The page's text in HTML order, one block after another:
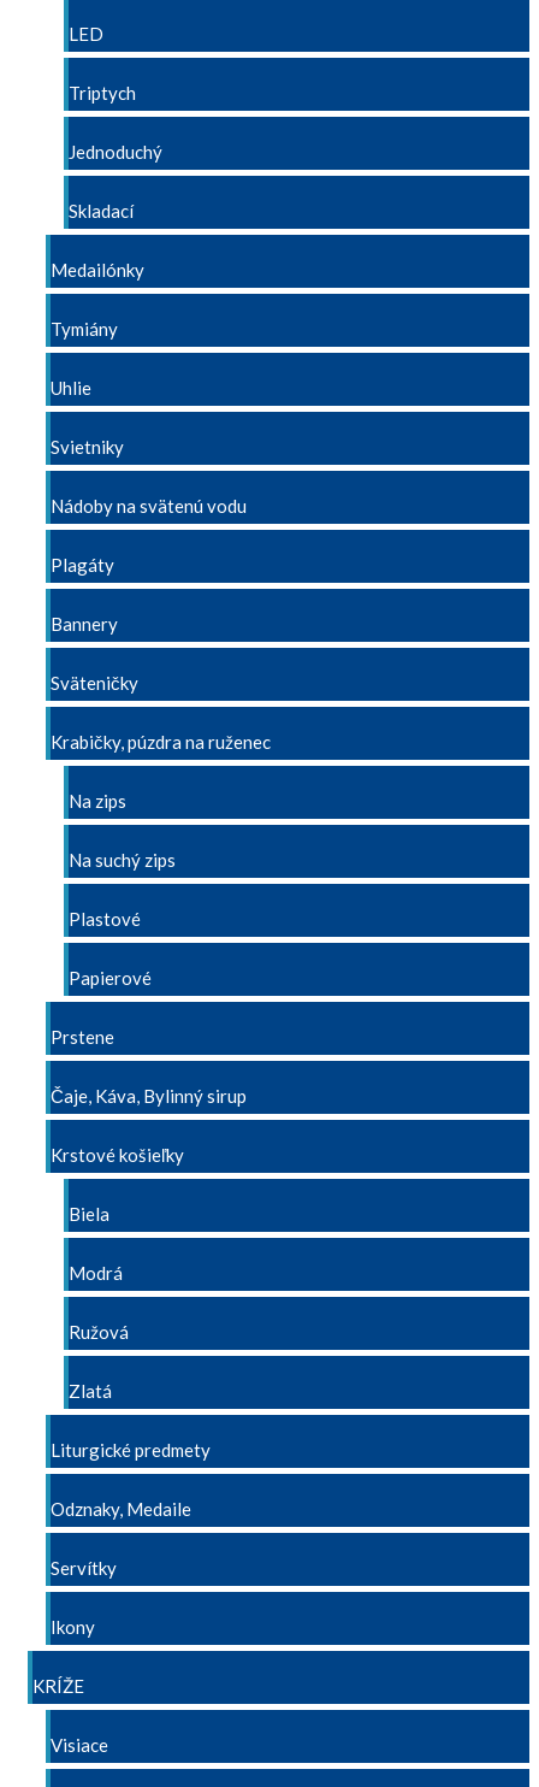
LED
Triptych
Jednoduchý
Skladací
Medailónky
Tymiány
Uhlie
Svietniky
Nádoby na svätenú vodu
Plagáty
Bannery
Sväteničky
Krabičky, púzdra na ruženec
Na zips
Na suchý zips
Plastové
Papierové
Prstene
Čaje, Káva, Bylinný sirup
Krstové košieľky
Biela
Modrá
Ružová
Zlatá
Liturgické predmety
Odznaky, Medaile
Servítky
Ikony
KRÍŽE
Visiace